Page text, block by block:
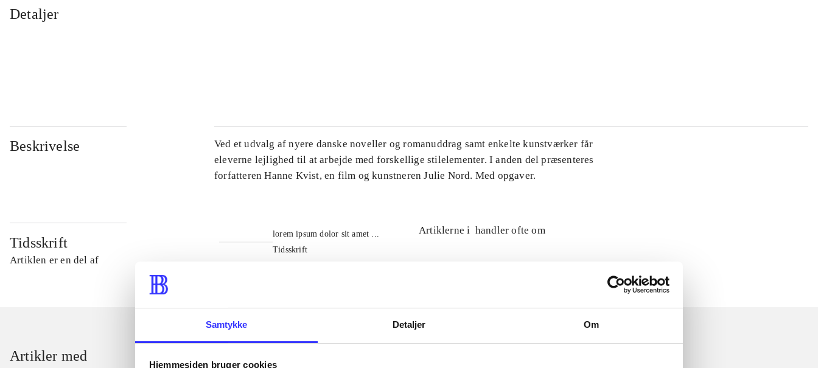
Samtykke Detaljer Om
Hjemmesiden bruger cookies
Detaljer
Beskrivelse
Ved et udvalg af nyere danske noveller og romanuddrag samt enkelte kunstværker får
eleverne lejlighed til at arbejde med forskellige stilelementer. I anden del præsenteres
forfatteren Hanne Kvist, en film og kunstneren Julie Nord. Med opgaver.
Tidsskrift
Artiklen er en del af
lorem ipsum dolor sit amet ...
Tidsskrift
Artiklerne i handler ofte om
Artikler med